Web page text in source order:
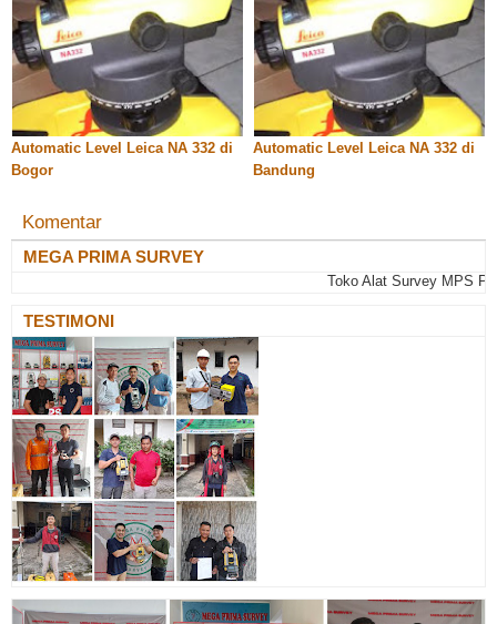
Automatic Level Leica NA 332 di
Bogor
Automatic Level Leica NA 332 di
Bandung
Komentar
MEGA PRIMA SURVEY
Toko Alat Survey MPS
TESTIMONI